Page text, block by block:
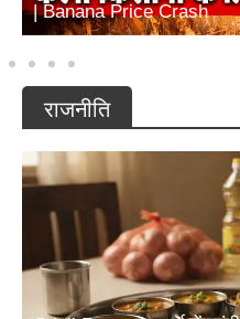
| Banana Price Crash
राजनीति